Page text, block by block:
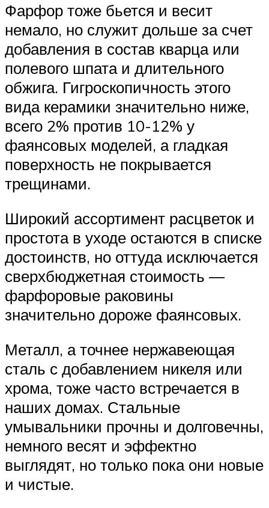
Фарфор тоже бьется и весит
немало, но служит дольше за счет
добавления в состав кварца или
полевого шпата и длительного
обжига. Гигроскопичность этого
вида керамики значительно ниже,
всего 2% против 10-12% у
фаянсовых моделей, а гладкая
поверхность не покрывается
трещинами.
Широкий ассортимент расцветок и
простота в уходе остаются в списке
достоинств, но оттуда исключается
сверхбюджетная стоимость ―
фарфоровые раковины
значительно дороже фаянсовых.
Металл, а точнее нержавеющая
сталь с добавлением никеля или
хрома, тоже часто встречается в
наших домах. Стальные
умывальники прочны и долговечны,
немного весят и эффектно
выглядят, но только пока они новые
и чистые.